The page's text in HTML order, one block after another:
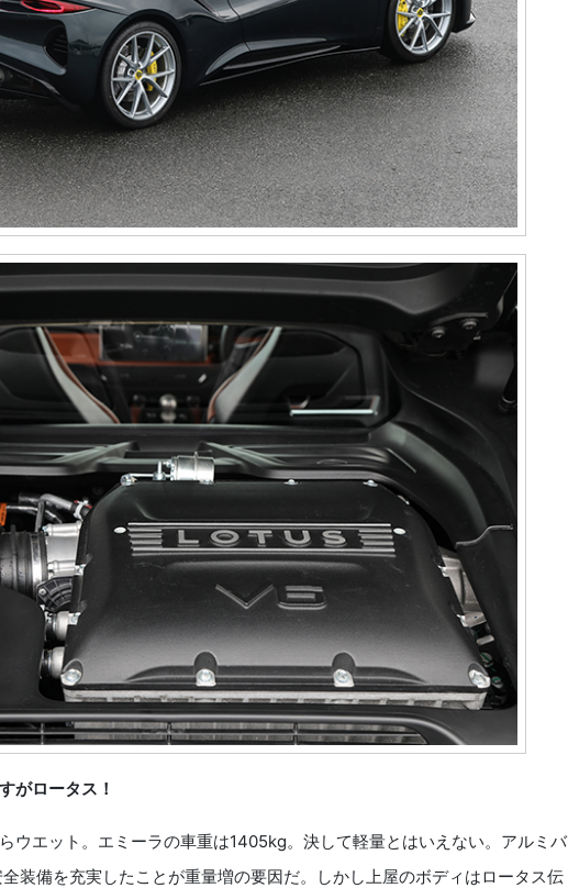
がロータス！
ウエット。エミーラの車重は1405kg。決して軽量とはいえない。アルミバ
装備を充実したことが重量増の要因だ。しかし上屋のボディはロータス伝